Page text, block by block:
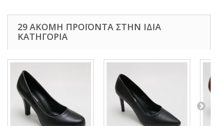
29 ΑΚΌΜΗ ΠΡΟΪΌΝΤΑ ΣΤΗΝ ΊΔΙΑ
ΚΑΤΗΓΟΡΊΑ